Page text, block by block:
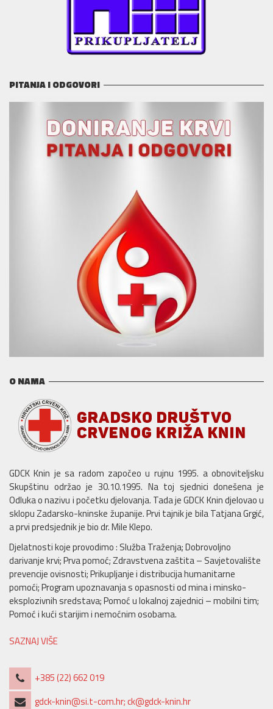
PITANJA I ODGOVORI
O NAMA
GDCK Knin je sa radom započeo u rujnu 1995. a obnoviteljsku
Skupštinu održao je 30.10.1995. Na toj sjednici donešena je
Odluka o nazivu i početku djelovanja. Tada je GDCK Knin djelovao u
sklopu Zadarsko-kninske županije. Prvi tajnik je bila Tatjana Grgić,
a prvi predsjednik je bio dr. Mile Klepo.
Djelatnosti koje provodimo : Služba Traženja; Dobrovoljno
darivanje krvi; Prva pomoć; Zdravstvena zaštita – Savjetovalište
prevencije ovisnosti; Prikupljanje i distribucija humanitarne
pomoći; Program upoznavanja s opasnosti od mina i minsko-
eksplozivnih sredstava; Pomoć u lokalnoj zajednici – mobilni tim;
Pomoć i kući starijim i nemoćnim osobama.
SAZNAJ VIŠE
+385 (22) 662 019
gdck-knin@si.t-com.hr; ck@gdck-knin.hr